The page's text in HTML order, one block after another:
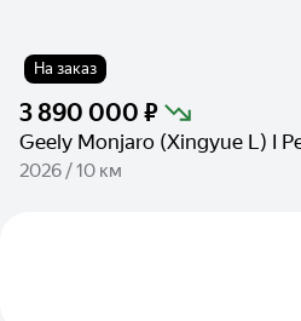
На заказ
3 890 000 ₽
2026 / 10 км